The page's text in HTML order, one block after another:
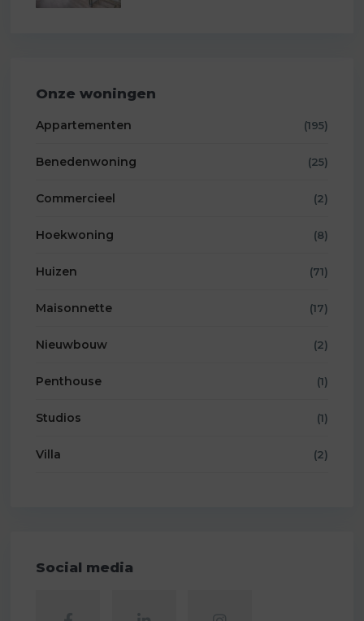
Onze woningen
Appartementen (195)
Benedenwoning (25)
Commercieel (2)
Hoekwoning (8)
Huizen (71)
Maisonnette (17)
Nieuwbouw (2)
Penthouse (1)
Studios (1)
Villa (2)
Social media